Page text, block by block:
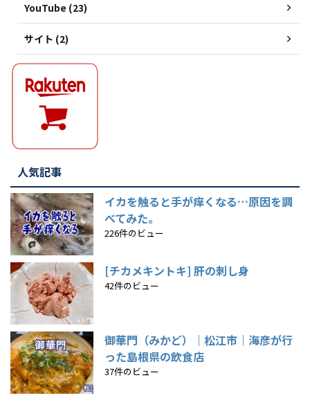
YouTube (23)
サイト (2)
人気記事
イカを触ると手が痒くなる…原因を調
べてみた。
226件のビュー
[チカメキントキ] 肝の刺し身
42件のビュー
御華門（みかど）｜松江市｜海彦が行
った島根県の飲食店
37件のビュー